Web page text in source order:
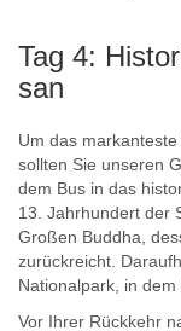
Tag 4:
san
Um das
sollten Sie unseren
dem Bus in das
13. Jahrhundert der
Großen Buddha,
zurückreicht.
Nationalpark, in
Vor Ihrer Rückkehr